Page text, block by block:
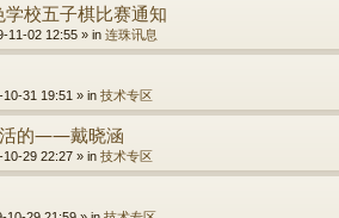
校五子棋比赛通知
11-02 12:55 » in 连珠讯息
10-31 19:51 » in 技术专区
活的——戴晓涵
10-29 22:27 » in 技术专区